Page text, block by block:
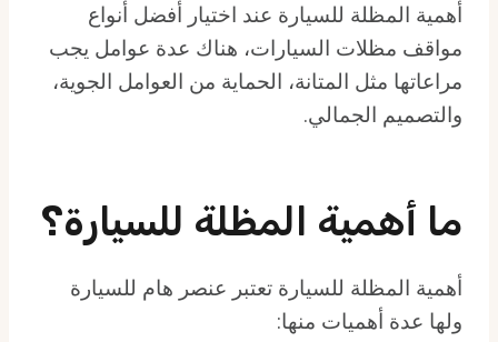
أهمية المظلة للسيارة عند اختيار أفضل أنواع
مواقف مظلات السيارات، هناك عدة عوامل يجب
مراعاتها مثل المتانة، الحماية من العوامل الجوية،
والتصميم الجمالي.
ما أهمية المظلة للسيارة؟
أهمية المظلة للسيارة تعتبر عنصر هام للسيارة
ولها عدة أهميات منها: